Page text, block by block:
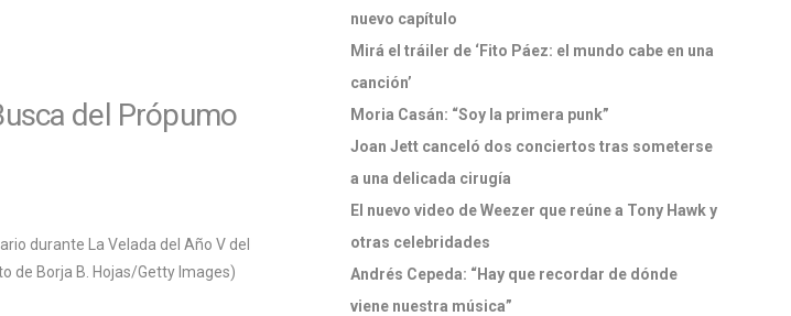
del Própumo
nuevo capítulo
Mirá el tráiler de ‘Fito Páez: el mundo cabe en una
canción’
Moria Casán: “Soy la primera punk”
Joan Jett canceló dos conciertos tras someterse
a una delicada cirugía
El nuevo video de Weezer que reúne a Tony Hawk y
otras celebridades
Andrés Cepeda: “Hay que recordar de dónde
viene nuestra música”